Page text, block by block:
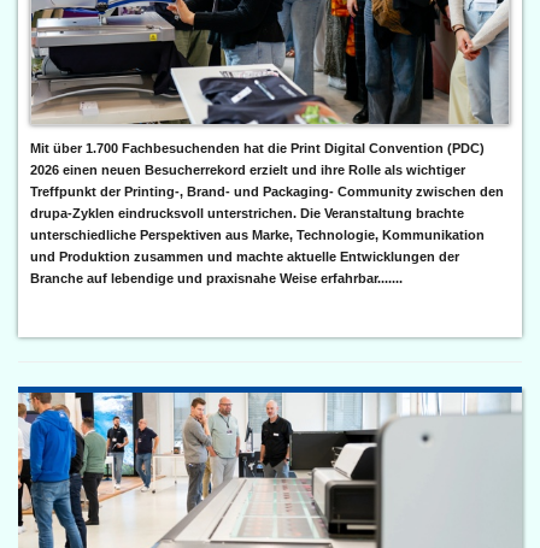
Mit über 1.700 Fachbesuchenden hat die Print Digital Convention (PDC)
2026 einen neuen Besucherrekord erzielt und ihre Rolle als wichtiger
Treffpunkt der Printing-, Brand- und Packaging- Community zwischen den
drupa-Zyklen eindrucksvoll unterstrichen. Die Veranstaltung brachte
unterschiedliche Perspektiven aus Marke, Technologie, Kommunikation
und Produktion zusammen und machte aktuelle Entwicklungen der
Branche auf lebendige und praxisnahe Weise erfahrbar.......